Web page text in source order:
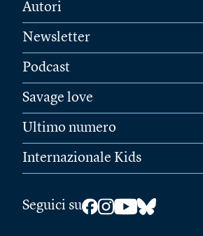
Autori
Newsletter
Podcast
Savage love
Ultimo numero
Internazionale Kids
Seguici su